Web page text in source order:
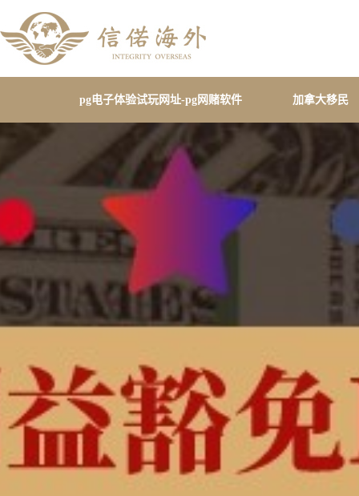
pg电子体验试玩网址-pg网赌软件 加拿大移民